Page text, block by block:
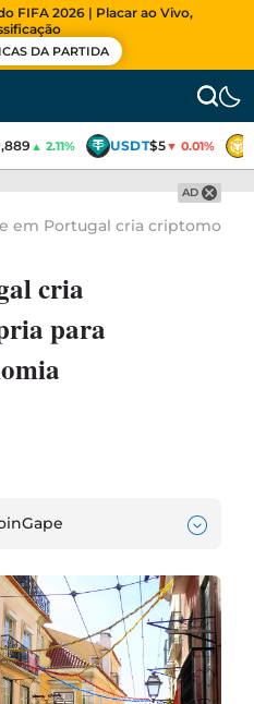
FIFA 2026 | Placar ao Vivo,
DA PARTIDA
▲ 2.11% USDT$5▼ 0.01%
AD
em Portugal cria
cria
para